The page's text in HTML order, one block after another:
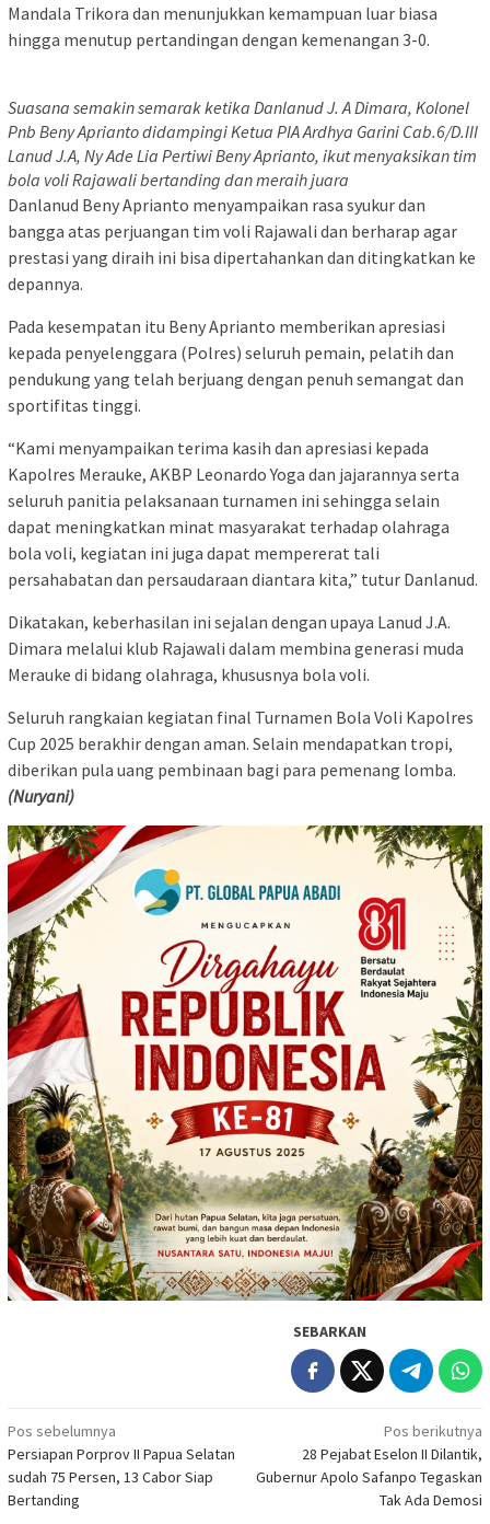
Mandala Trikora dan menunjukkan kemampuan luar biasa
hingga menutup pertandingan dengan kemenangan 3-0.
Suasana semakin semarak ketika Danlanud J. A Dimara, Kolonel
Pnb Beny Aprianto didampingi Ketua PIA Ardhya Garini Cab.6/D.III
Lanud J.A, Ny Ade Lia Pertiwi Beny Aprianto, ikut menyaksikan tim
bola voli Rajawali bertanding dan meraih juara
Danlanud Beny Aprianto menyampaikan rasa syukur dan
bangga atas perjuangan tim voli Rajawali dan berharap agar
prestasi yang diraih ini bisa dipertahankan dan ditingkatkan ke
depannya.
Pada kesempatan itu Beny Aprianto memberikan apresiasi
kepada penyelenggara (Polres) seluruh pemain, pelatih dan
pendukung yang telah berjuang dengan penuh semangat dan
sportifitas tinggi.
“Kami menyampaikan terima kasih dan apresiasi kepada
Kapolres Merauke, AKBP Leonardo Yoga dan jajarannya serta
seluruh panitia pelaksanaan turnamen ini sehingga selain
dapat meningkatkan minat masyarakat terhadap olahraga
bola voli, kegiatan ini juga dapat mempererat tali
persahabatan dan persaudaraan diantara kita,” tutur Danlanud.
Dikatakan, keberhasilan ini sejalan dengan upaya Lanud J.A.
Dimara melalui klub Rajawali dalam membina generasi muda
Merauke di bidang olahraga, khususnya bola voli.
Seluruh rangkaian kegiatan final Turnamen Bola Voli Kapolres
Cup 2025 berakhir dengan aman. Selain mendapatkan tropi,
diberikan pula uang pembinaan bagi para pemenang lomba.
(Nuryani)
SEBARKAN
Navigasi
pos
Pos sebelumnya
Persiapan Porprov II Papua Selatan
sudah 75 Persen, 13 Cabor Siap
Bertanding
Pos berikutnya
28 Pejabat Eselon II Dilantik,
Gubernur Apolo Safanpo Tegaskan
Tak Ada Demosi